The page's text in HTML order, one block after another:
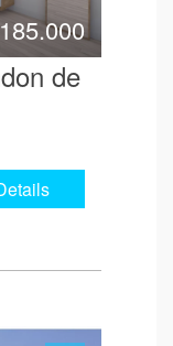
185.000
de